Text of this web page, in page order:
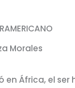
Morales
en África, el ser